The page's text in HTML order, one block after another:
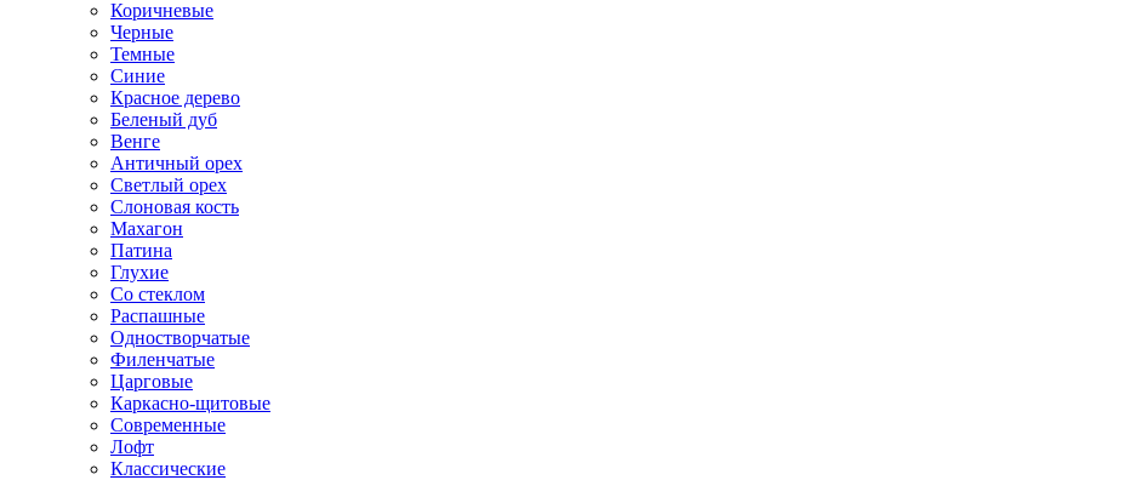
Коричневые
Черные
Темные
Синие
Красное дерево
Беленый дуб
Венге
Античный орех
Светлый орех
Слоновая кость
Махагон
Патина
Глухие
Со стеклом
Распашные
Одностворчатые
Филенчатые
Царговые
Каркасно-щитовые
Современные
Лофт
Классические